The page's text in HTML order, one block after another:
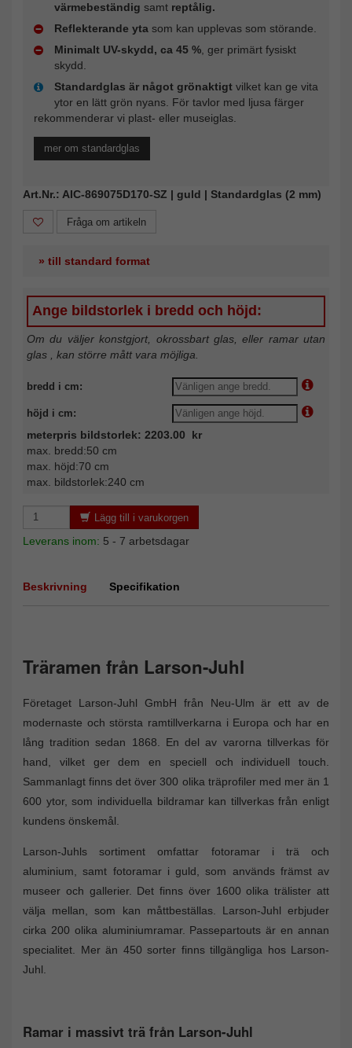
värmebeständig samt reptålig.
Reflekterande yta som kan upplevas som störande.
Minimalt UV-skydd, ca 45 %, ger primärt fysiskt
skydd.
Standardglas är något grönaktigt vilket kan ge vita
ytor en lätt grön nyans. För tavlor med ljusa färger
rekommenderar vi plast- eller museiglas.
mer om standardglas
Art.Nr.: AIC-869075D170-SZ | guld | Standardglas (2 mm)
Fråga om artikeln
» till standard format
Ange bildstorlek i bredd och höjd:
Om du väljer konstgjort, okrossbart glas, eller ramar utan
glas , kan större mått vara möjliga.
bredd i cm:
höjd i cm:
meterpris bildstorlek: 2203.00 kr
max. bredd:50 cm
max. höjd:70 cm
max. bildstorlek:240 cm
Lägg till i varukorgen
Leverans inom: 5 - 7 arbetsdagar
Beskrivning Specifikation
Träramen från Larson-Juhl
Företaget Larson-Juhl GmbH från Neu-Ulm är ett av de
modernaste och största ramtillverkarna i Europa och har en
lång tradition sedan 1868. En del av varorna tillverkas för
hand, vilket ger dem en speciell och individuell touch.
Sammanlagt finns det över 300 olika träprofiler med mer än 1
600 ytor, som individuella bildramar kan tillverkas från enligt
kundens önskemål.
Larson-Juhls sortiment omfattar fotoramar i trä och
aluminium, samt fotoramar i guld, som används främst av
museer och gallerier. Det finns över 1600 olika trälister att
välja mellan, som kan måttbeställas. Larson-Juhl erbjuder
cirka 200 olika aluminiumramar. Passepartouts är en annan
specialitet. Mer än 450 sorter finns tillgängliga hos Larson-
Juhl.
Ramar i massivt trä från Larson-Juhl